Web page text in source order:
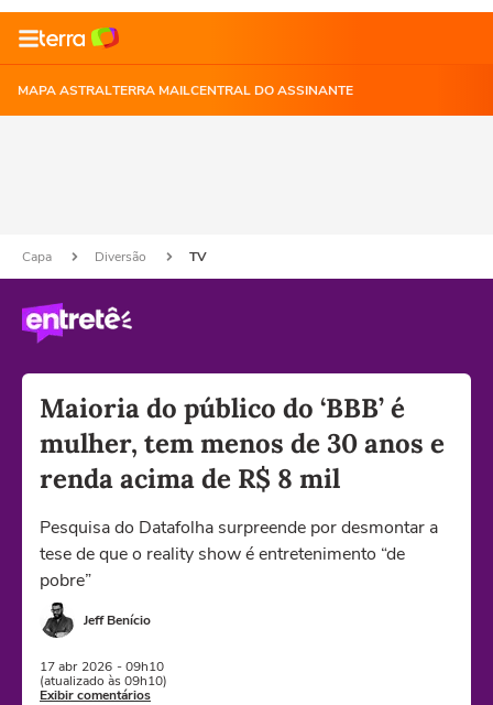
MAPA ASTRALTERRA MAILCENTRAL DO ASSINANTE
Capa Diversão TV
Maioria do público do ‘BBB’ é
mulher, tem menos de 30 anos e
renda acima de R$ 8 mil
Pesquisa do Datafolha surpreende por desmontar a
tese de que o reality show é entretenimento “de
pobre”
Jeff Benício
17 abr 2026 - 09h10
(atualizado às 09h10)
Exibir comentários